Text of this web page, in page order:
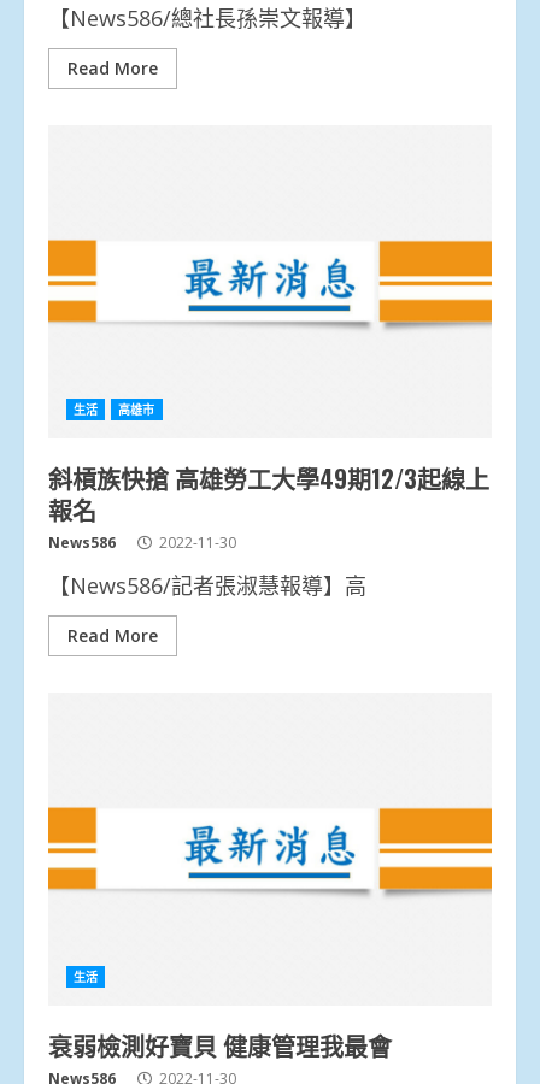
【News586/總社長孫崇文報導】
Read More
生活 高雄市
斜槓族快搶 高雄勞工大學49期12/3起線上
報名
News586 2022-11-30
【News586/記者張淑慧報導】高
Read More
生活
衰弱檢測好寶貝 健康管理我最會
News586 2022-11-30